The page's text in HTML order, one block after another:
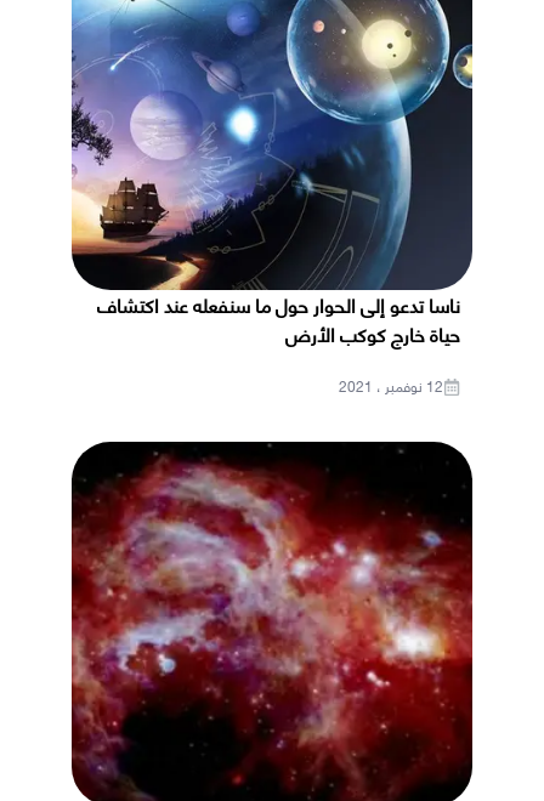
ناسا تدعو إلى الحوار حول ما سنفعله عند اكتشاف
حياة خارج كوكب الأرض
12 نوفمبر ، 2021